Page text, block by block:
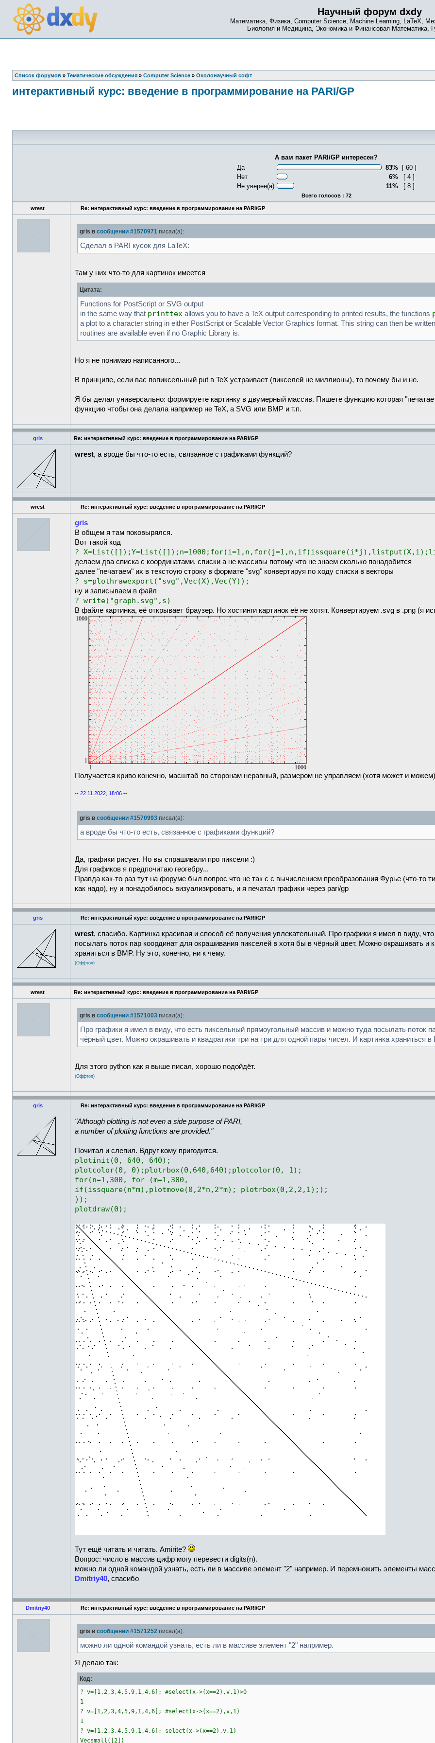
Научный форум dxdy
Математика, Физика, Computer Science, Machine Learning, LaTeX,
Биология и Медицина, Экономика и Финансовая Математика,
Список форумов » Тематические обсуждения » Computer Science » Околонаучный софт
интерактивный курс: введение в программирование на PARI/GP
А вам пакет PARI/GP интересен?
Да
83%
[ 60 ]
Нет
6%
[ 4 ]
Не уверен(а)
11% [ 8 ]
Всего голосов : 72
wrest Re: интерактивный курс: введение в программирование на PARI/GP
gris в сообщении #1570971 писал(а):
Сделал в PARI кусок для LaTeX:
Там у них что-то для картинок имеется
Цитата:
Functions for PostScript or SVG output
in the same way that printtex allows you to have a TeX output corresponding to printed results, the functions
a plot to a character string in either PostScript or Scalable Vector Graphics format. This string can then be
routines are available even if no Graphic Library is.
Но я не понимаю написанного...
В принципе, если вас попиксельный put в TeX устраивает (пикселей не миллионы), то почему бы и не.
Я бы делал универсально: формируете картинку в двумерный массив. Пишете функцию которая
функцию чтобы она делала например не TeX, а SVG или BMP и т.п.
gris Re: интерактивный курс: введение в программирование на PARI/GP
wrest, а вроде бы что-то есть, связанное с графиками функций?
wrest Re: интерактивный курс: введение в программирование на PARI/GP
gris
В общем я там поковырялся.
Вот такой код
?
делаем два списка с координатами. списки а не массивы потому что не знаем сколько понадобится
далее "печатаем" их в текстоую строку в формате "svg" конвертируя по ходу списки в векторы
? s=plothrawexport("svg",Vec(X),Vec(Y));
ну и записываем в файл
? write("graph.svg",s)
В файле картинка, её открывает браузер. Но хостинги картинок её не хотят. Конвертируем .svg в .png (я
Получается криво конечно, масштаб по сторонам неравный, размером не управляем (хотя может и
-- 22.11.2022, 18:06 --
gris в сообщении #1570993 писал(а):
а вроде бы что-то есть, связанное с графиками функций?
Да, графики рисует. Но вы спрашивали про пиксели :)
Для графиков я предпочитаю геогебру...
Правда как-то раз тут на форуме был вопрос что не так с с вычислением преобразования Фурье (что-то
как надо), ну и понадобилось визуализировать, и я печатал графики через pari/gp
gris Re: интерактивный курс: введение в программирование на PARI/GP
wrest, спасибо. Картинка красивая и способ её получения увлекательный. Про графики я имел в виду,
посылать поток пар координат для окрашивания пикселей в хотя бы в чёрный цвет. Можно окрашивать и
храниться в BMP. Ну это, конечно, ни к чему.
(Оффтоп)
wrest Re: интерактивный курс: введение в программирование на PARI/GP
gris в сообщении #1571003 писал(а):
Про графики я имел в виду, что есть пиксельный прямоугольный массив и можно туда посылать поток
чёрный цвет. Можно окрашивать и квадратики три на три для одной пары чисел. И картинка храниться в
Для этого python как я выше писал, хорошо подойдёт.
(Оффтоп)
gris Re: интерактивный курс: введение в программирование на PARI/GP
"Although plotting is not even a side purpose of PARI,
a number of plotting functions are provided."
Почитал и слепил. Вдруг кому пригодится.
plotinit(0, 640, 640);
plotcolor(0, 0);plotrbox(0,640,640);plotcolor(0, 1);
for(n=1,300, for (m=1,300,
if(issquare(n*m),plotmove(0,2*n,2*m); plotrbox(0,2,2,1););
));
plotdraw(0);
Тут ещё читать и читать. Amirite?
Вопрос: число в массив цифр могу перевести digits(n).
можно ли одной командой узнать, есть ли в массиве элемент "2" например. И перемножить элементы
Dmitriy40, спасибо
Dmitriy40 Re: интерактивный курс: введение в программирование на PARI/GP
gris в сообщении #1571252 писал(а):
можно ли одной командой узнать, есть ли в массиве элемент "2" например.
Я делаю так:
Код:
? v=[1,2,3,4,5,9,1,4,6]; #select(x->(x==2),v,1)>0
1
? v=[1,2,3,4,5,9,1,4,6]; #select(x->(x==2),v,1)
1
? v=[1,2,3,4,5,9,1,4,6]; select(x->(x==2),v,1)
Vecsmall([2])